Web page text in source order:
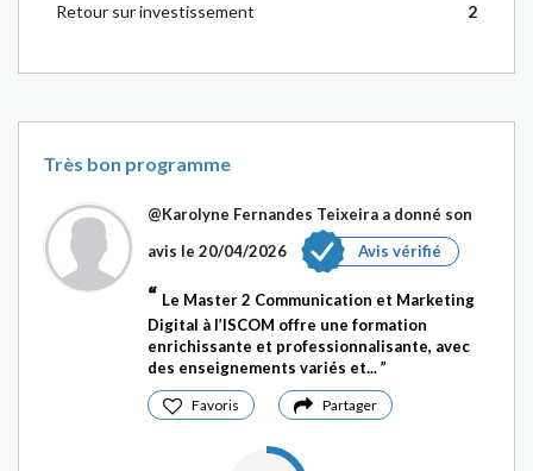
Retour sur investissement
2
Très bon programme
@Karolyne Fernandes Teixeira a donné son
avis le 20/04/2026
Avis vérifié
Le Master 2 Communication et Marketing
Digital à l’ISCOM offre une formation
enrichissante et professionnalisante, avec
des enseignements variés et...
Favoris Partager